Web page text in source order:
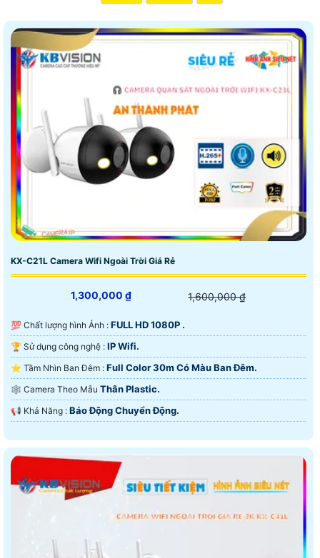
KX-C21L Camera Wifi Ngoài Trời Giá Rẻ
1,300,000 ₫ 1,600,000 ₫
💯 Chất lượng hình Ảnh : FULL HD 1080P .
🏆 Sử dụng công nghệ : IP Wifi.
⭐ Tầm Nhìn Ban Đêm : Full Color 30m Có Màu Ban Ðêm.
🕸️ Camera Theo Mẫu Thân Plastic.
️📢 Khả Năng : Báo Động Chuyển Động.